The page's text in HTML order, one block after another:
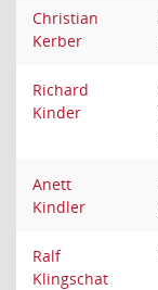
Christian
Kerber
Richard
Kinder
Anett
Kindler
Ralf
Klingschat